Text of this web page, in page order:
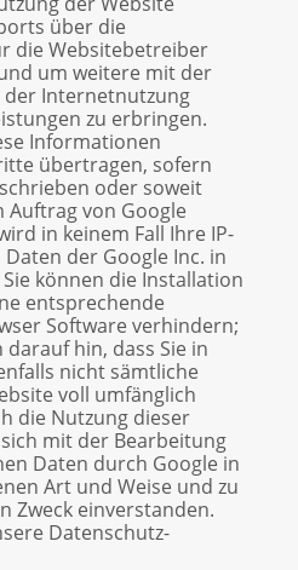
über die
die Websitebetreiber
um weitere mit der
Internetnutzung
zu erbringen.
Informationen
übertragen, sofern
oder soweit
von Google
in keinem Fall Ihre IP-
der Google Inc. in
können die Installation
entsprechende
Software verhindern;
hin, dass Sie in
nicht sämtliche
voll umfänglich
die Nutzung dieser
mit der Bearbeitung
Daten durch Google in
Art und Weise und zu
Zweck einverstanden.
Datenschutz-